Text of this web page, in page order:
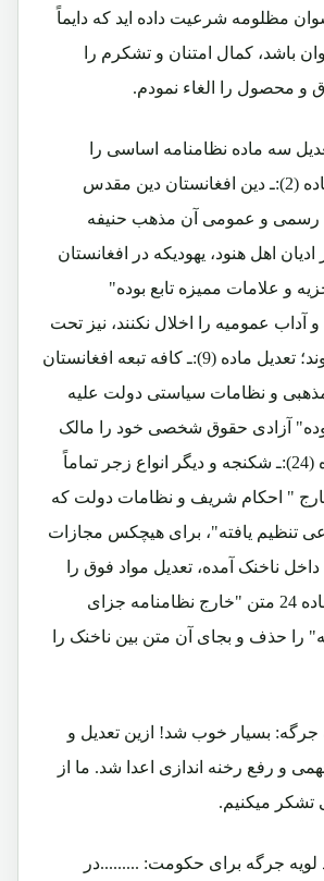
مظلومه شرعیت داده اید که دایماً
باشد، کمال امتنان و تشکرم را
و محصول را الغاء نمودم.
سه ماده نظامنامه اساسی را
خواهانیم: تعدیل ماده (2):ـ دین افغانستان دین مقدس
رسمی و عمومی آن مذهب حنیفه
اهل هنود، یهودیکه در افغانستان
و علامات ممیزه تابع بوده"
عمومیه را اخلال نکنند، نیز تحت
تامین گرفته میشوند؛ تعدیل ماده (9):ـ کافه تبعه افغانستان
و نظامات سیاستی دولت علیه
بوده" آزادی حقوق شخصی خود را مالک
هستند؛ تعدیل ماده (24):ـ شکنجه و دیگر انواع زجر تماماً
" احکام شریف و نظامات دولت که
تنظیم یافته"، برای هیچکس مجازات
ناخنک آمده، تعدیل مواد فوق را
نشان میدهد، در ماده 24 متن "خارج نظامنامه جزای
حذف و بجای آن متن بین ناخنک را
جرگه: بسیار خوب شد! ازین تعدیل و
و رفع رخنه اندازی اعدا شد. ما از
تشکر میکنیم.
لویه جرگه برای حکومت: .........در